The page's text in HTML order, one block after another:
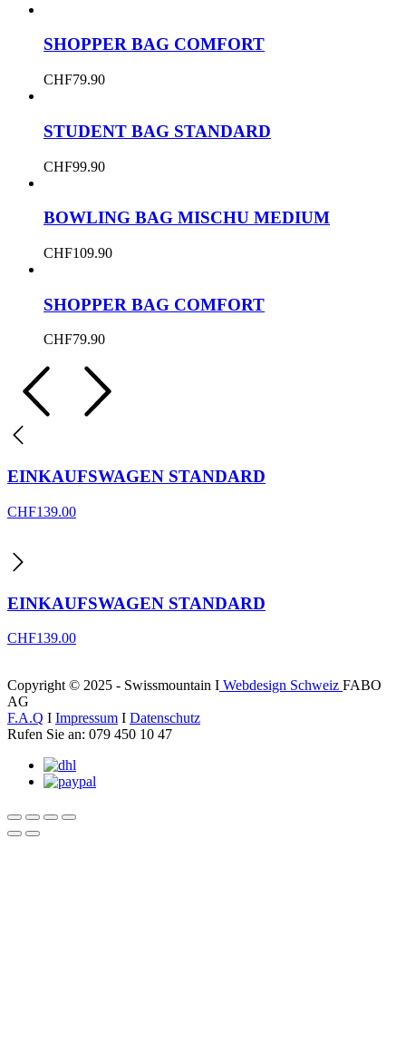
SHOPPER BAG COMFORT
CHF79.90
STUDENT BAG STANDARD
CHF99.90
BOWLING BAG MISCHU MEDIUM
CHF109.90
SHOPPER BAG COMFORT
CHF79.90
EINKAUFSWAGEN STANDARD
CHF139.00
EINKAUFSWAGEN STANDARD
CHF139.00
Copyright © 2025 - Swissmountain I Webdesign Schweiz FABO
AG
F.A.Q I Impressum I Datenschutz
Rufen Sie an: 079 450 10 47